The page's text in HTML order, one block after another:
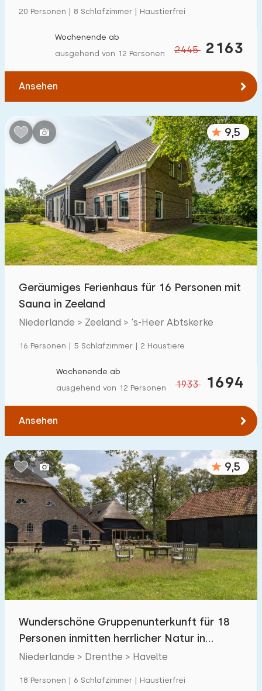
20 Personen | 8 Schlafzimmer | Haustierfrei
2445 2163
Wochenende ab
ausgehend von 12 Personen
Ansehen
9,5
Geräumiges Ferienhaus für 16 Personen mit
Sauna in Zeeland
Niederlande > Zeeland > 's-Heer Abtskerke
16 Personen | 5 Schlafzimmer | 2 Haustiere
1933 1694
Wochenende ab
ausgehend von 12 Personen
Ansehen
9,5
Wunderschöne Gruppenunterkunft für 18
Personen inmitten herrlicher Natur in
Havelte
Niederlande > Drenthe > Havelte
18 Personen | 6 Schlafzimmer | Haustierfrei